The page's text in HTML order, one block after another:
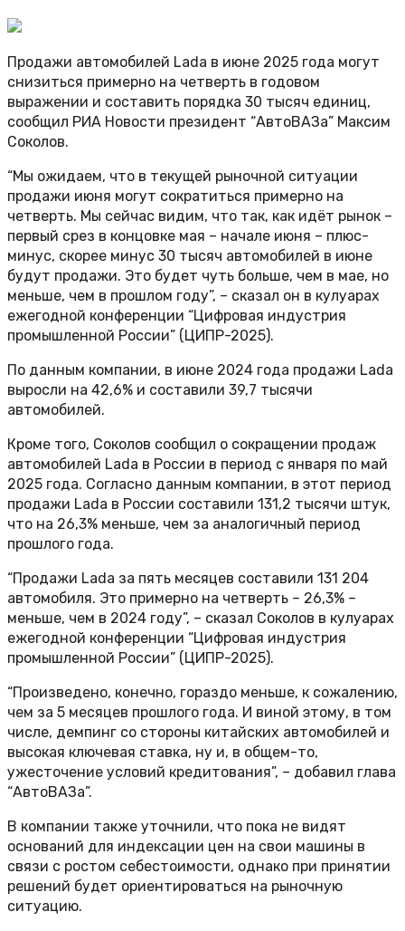
Продажи автомобилей Lada в июне 2025 года могут
снизиться примерно на четверть в годовом
выражении и составить порядка 30 тысяч единиц,
сообщил РИА Новости президент “АвтоВАЗа” Максим
Соколов.
“Мы ожидаем, что в текущей рыночной ситуации
продажи июня могут сократиться примерно на
четверть. Мы сейчас видим, что так, как идёт рынок –
первый срез в концовке мая – начале июня – плюс-
минус, скорее минус 30 тысяч автомобилей в июне
будут продажи. Это будет чуть больше, чем в мае, но
меньше, чем в прошлом году”, – сказал он в кулуарах
ежегодной конференции “Цифровая индустрия
промышленной России” (ЦИПР-2025).
По данным компании, в июне 2024 года продажи Lada
выросли на 42,6% и составили 39,7 тысячи
автомобилей.
Кроме того, Соколов сообщил о сокращении продаж
автомобилей Lada в России в период с января по май
2025 года. Согласно данным компании, в этот период
продажи Lada в России составили 131,2 тысячи штук,
что на 26,3% меньше, чем за аналогичный период
прошлого года.
“Продажи Lada за пять месяцев составили 131 204
автомобиля. Это примерно на четверть – 26,3% –
меньше, чем в 2024 году”, – сказал Соколов в кулуарах
ежегодной конференции “Цифровая индустрия
промышленной России” (ЦИПР-2025).
“Произведено, конечно, гораздо меньше, к сожалению,
чем за 5 месяцев прошлого года. И виной этому, в том
числе, демпинг со стороны китайских автомобилей и
высокая ключевая ставка, ну и, в общем-то,
ужесточение условий кредитования”, – добавил глава
“АвтоВАЗа”.
В компании также уточнили, что пока не видят
оснований для индексации цен на свои машины в
связи с ростом себестоимости, однако при принятии
решений будет ориентироваться на рыночную
ситуацию.